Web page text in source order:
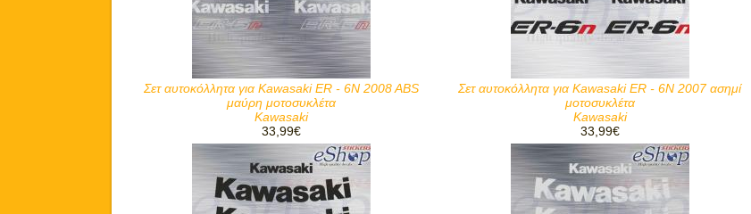
Σετ αυτοκόλλητα για Kawasaki ER - 6N 2008 ABS
μαύρη μοτοσυκλέτα
Kawasaki
33,99€
Σετ αυτοκόλλητα για Kawasaki ER - 6N 2007 ασημί
μοτοσυκλέτα
Kawasaki
33,99€